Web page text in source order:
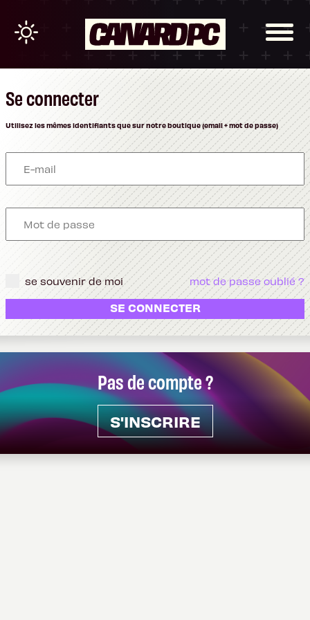
Pas de compte ?
S'INSCRIRE
Se connecter
Utilisez les mêmes identifiants que sur notre boutique (email + mot de passe)
se souvenir de moi mot de passe oublié ?
SE CONNECTER